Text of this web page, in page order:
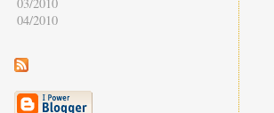
04/2010